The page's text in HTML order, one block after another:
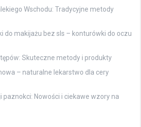
Wschodu: Tradycyjne metody
do makijażu bez sls – konturówki do oczu
Skuteczne metody i produkty
– naturalne lekarstwo dla cery
paznokci: Nowości i ciekawe wzory na